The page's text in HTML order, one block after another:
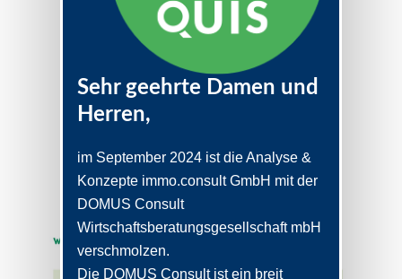
Sehr geehrte Damen und
Herren,
im September 2024 ist die Analyse &
Konzepte immo.consult GmbH mit der
DOMUS Consult
Wirtschaftsberatungsgesellschaft mbH
verschmolzen.
Die DOMUS Consult ist ein breit
Das könnte Sie
interessieren